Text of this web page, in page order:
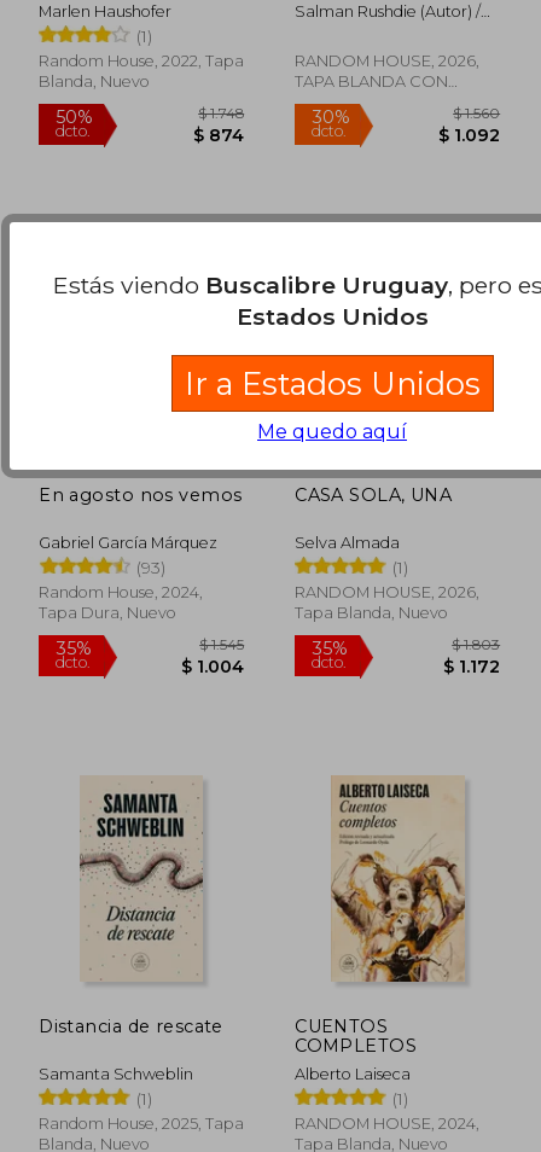
35%
dcto.
15%
35% 40%
Marlen Haushofer
(1)
Random House, 2022, Tapa
Blanda, Nuevo
Salman Rushdie (Autor) /
RANDOM HOUSE, 2026,
TAPA BLANDA CON
SOLAPA, Nuevo
En agosto nos vemos
Gabriel García Márquez
(93)
Random House, 2024,
Tapa Dura, Nuevo
CASA SOLA, UNA
Selva Almada
(1)
RANDOM HOUSE, 2026,
Tapa Blanda, Nuevo
Distancia de rescate
Samanta Schweblin
(1)
Random House, 2025, Tapa
Blanda, Nuevo
CUENTOS
COMPLETOS
Alberto Laiseca
(1)
RANDOM HOUSE, 2024,
Tapa Blanda, Nuevo
Estás viendo Buscalibre Uruguay, pero
Estados Unidos
Ir a Estados Unidos
Me quedo aquí